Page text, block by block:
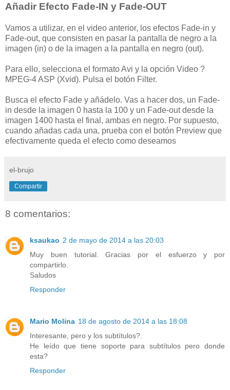
Añadir Efecto Fade-IN y Fade-OUT
Vamos a utilizar, en el video anterior, los efectos Fade-in y
Fade-out, que consisten en pasar la pantalla de negro a la
imagen (in) o de la imagen a la pantalla en negro (out).
Para ello, selecciona el formato Avi y la opción Video ?
MPEG-4 ASP (Xvid). Pulsa el botón Filter.
Busca el efecto Fade y añádelo. Vas a hacer dos, un Fade-
in desde la imagen 0 hasta la 100 y un Fade-out desde la
imagen 1400 hasta el final, ambas en negro. Por supuesto,
cuando añadas cada una, prueba con el botón Preview que
efectivamente queda el efecto como deseamos
el-brujo
Compartir
8 comentarios:
ksaukao 2 de mayo de 2014 a las 20:03
Muy buen tutorial. Gracias por el esfuerzo y por
compartirlo.
Saludos
Responder
Mario Molina 18 de agosto de 2014 a las 18:08
Interesante, pero y los subtítulos?.
He leído que tiene soporte para subtítulos pero donde
esta?
Responder